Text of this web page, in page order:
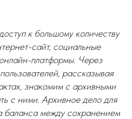
к большому количеству
сайт, социальные
платформы. Через
рассказывая
знакомим с архивными
с ними. Архивное дело для
баланса между сохранением